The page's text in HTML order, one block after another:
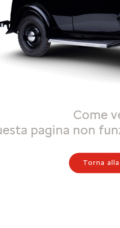
Come
pagina non
Torna